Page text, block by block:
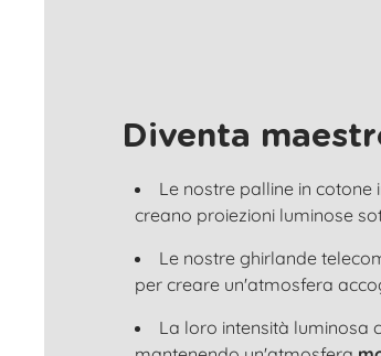
Diventa
Le nostre palline in cotone
creano proiezioni luminose
Le nostre ghirlande
per creare un'atmosfera
La loro intensità luminosa